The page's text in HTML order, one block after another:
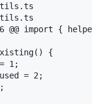
@@ import {
= 2;